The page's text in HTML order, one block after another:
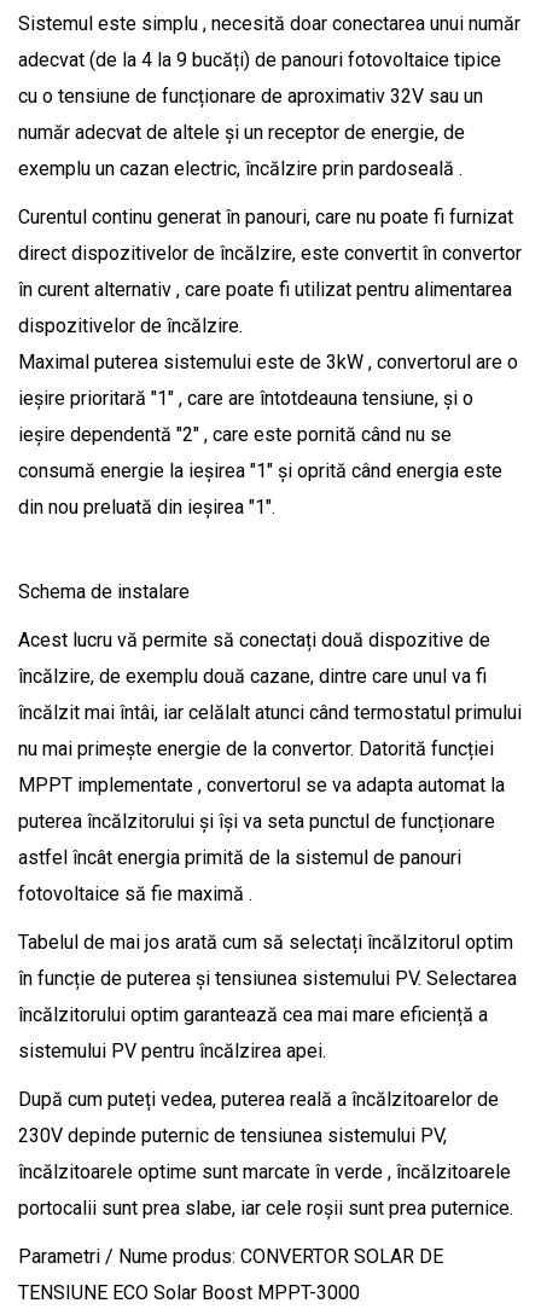
Sistemul este simplu , necesită doar conectarea unui număr
adecvat (de la 4 la 9 bucăți) de panouri fotovoltaice tipice
cu o tensiune de funcționare de aproximativ 32V sau un
număr adecvat de altele și un receptor de energie, de
exemplu un cazan electric, încălzire prin pardoseală .
Curentul continu generat în panouri, care nu poate fi furnizat
direct dispozitivelor de încălzire, este convertit în convertor
în curent alternativ , care poate fi utilizat pentru alimentarea
dispozitivelor de încălzire.
Maximal puterea sistemului este de 3kW , convertorul are o
ieșire prioritară "1" , care are întotdeauna tensiune, și o
ieșire dependentă "2" , care este pornită când nu se
consumă energie la ieșirea "1" și oprită când energia este
din nou preluată din ieșirea "1".
Schema de instalare
Acest lucru vă permite să conectați două dispozitive de
încălzire, de exemplu două cazane, dintre care unul va fi
încălzit mai întâi, iar celălalt atunci când termostatul primului
nu mai primește energie de la convertor. Datorită funcției
MPPT implementate , convertorul se va adapta automat la
puterea încălzitorului și își va seta punctul de funcționare
astfel încât energia primită de la sistemul de panouri
fotovoltaice să fie maximă .
Tabelul de mai jos arată cum să selectați încălzitorul optim
în funcție de puterea și tensiunea sistemului PV. Selectarea
încălzitorului optim garantează cea mai mare eficiență a
sistemului PV pentru încălzirea apei.
După cum puteți vedea, puterea reală a încălzitoarelor de
230V depinde puternic de tensiunea sistemului PV,
încălzitoarele optime sunt marcate în verde , încălzitoarele
portocalii sunt prea slabe, iar cele roșii sunt prea puternice.
Parametri / Nume produs: CONVERTOR SOLAR DE
TENSIUNE ECO Solar Boost MPPT-3000